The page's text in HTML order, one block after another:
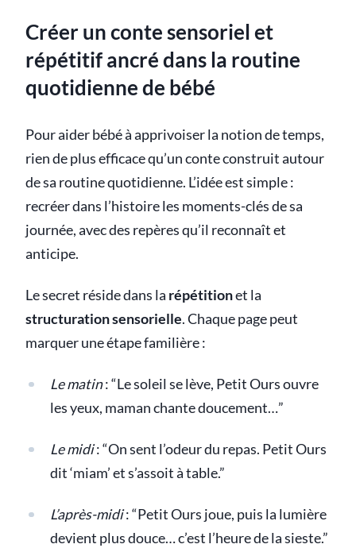
Créer un conte sensoriel et
répétitif ancré dans la routine
quotidienne de bébé
Pour aider bébé à apprivoiser la notion de temps,
rien de plus efficace qu’un conte construit autour
de sa routine quotidienne. L’idée est simple :
recréer dans l’histoire les moments-clés de sa
journée, avec des repères qu’il reconnaît et
anticipe.
Le secret réside dans la répétitionet la
structuration sensorielle. Chaque page peut
marquer une étape familière :
Le matin: “Le soleil se lève, Petit Ours ouvre
les yeux, maman chante doucement…”
Le midi: “On sent l’odeur du repas. Petit Ours
dit ‘miam’ et s’assoit à table.”
L’après-midi: “Petit Ours joue, puis la lumière
devient plus douce… c’est l’heure de la sieste.”